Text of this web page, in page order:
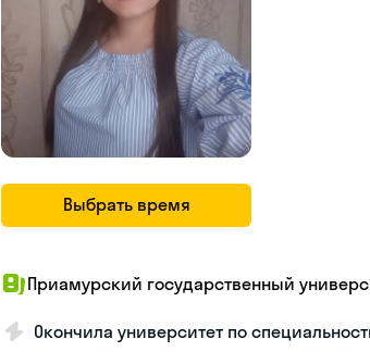
Выбрать время
Приамурский государственный
Окончила университет по